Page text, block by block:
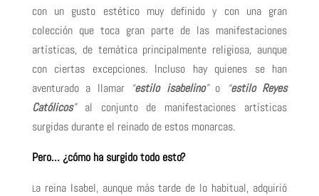
con un gusto estético muy definido y con una gran
colección que toca gran parte de las manifestaciones
artísticas, de temática principalmente religiosa, aunque
con ciertas excepciones. Incluso hay quienes se han
aventurado a llamar “estilo isabelino”o “estilo Reyes
Católicos”al conjunto de manifestaciones artísticas
surgidas durante el reinado de estos monarcas.
Pero… ¿cómo ha surgido todo esto?
La reina Isabel, aunque más tarde de lo habitual, adquirió